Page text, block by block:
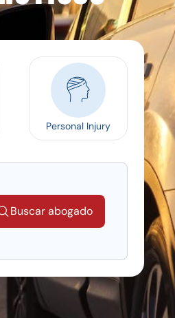
Personal Injury
Buscar abogado